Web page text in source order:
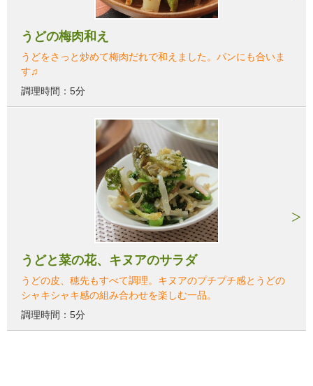
うどの梅肉和え
うどをさっと炒めて梅肉だれで和えました。パンにも合いま
す♫
調理時間：5分
うどと菜の花、キヌアのサラダ
うどの皮、穂先もすべて調理。キヌアのプチプチ感とうどの
シャキシャキ感の組み合わせを楽しむ一品。
調理時間：5分